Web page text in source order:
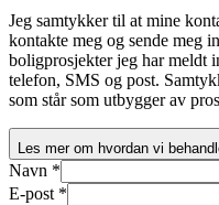
Jeg samtykker til at mine
kontakte meg og sende meg
boligprosjekter jeg har meldt
telefon, SMS og post.
som står som utbygger av
Les mer om hvordan vi
Navn *
E-post *